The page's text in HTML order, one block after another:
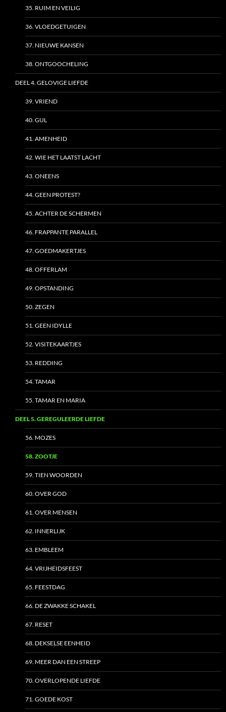
35. RUIM EN VEILIG
36. VLOEDGETUIGEN
37. NIEUWE KANSEN
38. ONTGOOCHELING
DEEL 4. GELOVIGE LIEFDE
39. VRIEND
40. GUL
41. AMENHEID
42. WIE HET LAATST LACHT
43. ONEENS
44. GEEN PROTEST?
45. ACHTER DE SCHERMEN
46. FRAPPANTE PARALLEL
47. GOEDMAKERTJES
48. OFFERLAM
49. OPSTANDING
50. ZEGEN
51. GEEN IDYLLE
52. VISITEKAARTJES
53. REDDING
54. TAMAR
55. TAMAR EN MARIA
DEEL 5. GEREGULEERDE LIEFDE
56. MOZES
58. ZOOTJE
59. TIEN WOORDEN
60. OVER GOD
61. OVER MENSEN
62. INNERLIJK
63. EMBLEEM
64. VRIJHEIDSFEEST
65. FEESTDAG
66. DE ZWAKKE SCHAKEL
67. RESET
68. DEKSELSE EENHEID
69. MEER DAN EEN STREEP
70. OVERLOPENDE LIEFDE
71. GOEDE KOST